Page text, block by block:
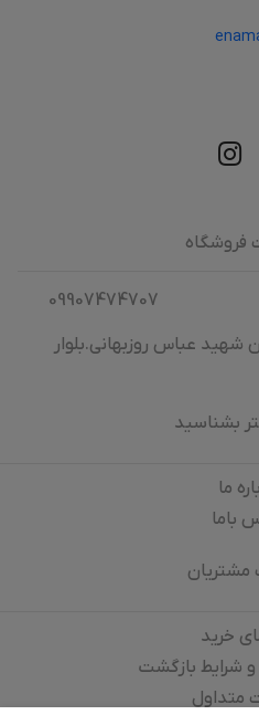
فروشگاه
09907474707
شهید عباس روزبهانی.بلوار
بشناسید
ما
باما
مشتریان
خرید
شرایط بازگشت
متداول